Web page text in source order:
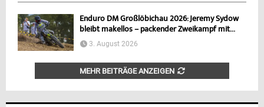
Enduro DM Großlöbichau 2026: Jeremy Sydow
bleibt makellos – packender Zweikampf mit...
3. August 2026
MEHR BEITRÄGE ANZEIGEN